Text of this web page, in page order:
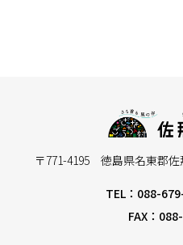
〒771-4195 徳島県名東郡
TEL：088-
FAX：